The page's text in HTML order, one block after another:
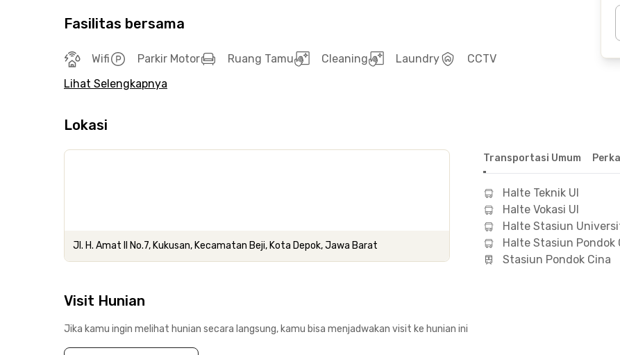
Fasilitas bersama
Wifi Parkir Motor Ruang Tamu Cleaning Laundry
CCTV
Lihat Selengkapnya
Lokasi
Jl. H. Amat II No.7, Kukusan, Kecamatan Beji, Kota Depok, Jawa Barat
Transportasi Umum
Halte Teknik UI
Halte Vokasi UI
Halte Stasiun
Halte Stasiun Pondok
Stasiun Pondok Cina
Visit Hunian
Jika kamu ingin melihat hunian secara langsung, kamu bisa menjadwakan visit ke hunian ini